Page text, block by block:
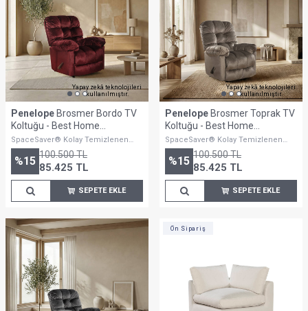
Yapay zekâ teknolojileri
kullanılmıştır.
Penelope Brosmer Bordo TV
Koltuğu - Best Home
Furnishings
SpaceSaver® Kolay Temizlenen
Yapısıyla Uzun Ömürlü Konfor
Sunar.
%15 100.500TL
85.425 TL
SEPETE EKLE
Yapay zekâ teknolojileri
kullanılmıştır.
Penelope Brosmer Toprak TV
Koltuğu - Best Home
Furnishings
SpaceSaver® Kolay Temizlenen
Yapısıyla Uzun Ömürlü Konfor
Sunar.
%15 100.500TL
85.425 TL
SEPETE EKLE
Ön Sipariş